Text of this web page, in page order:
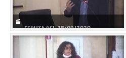
SEDUTA DEL 28/09/2020